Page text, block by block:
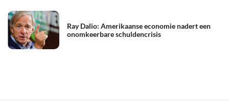
Ray Dalio: Amerikaanse economie nadert een
onomkeerbare schuldencrisis